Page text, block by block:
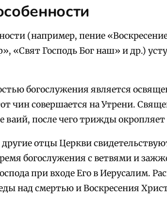
(например, пение
«Свят Господь Бог наш» и др.)
богослужения является
чин совершается на Утрени.
после чего трижды окропляет
другие отцы Церкви
богослужения с ветвями и
при входе Его в Иерусалим.
над смертью и Воскресения